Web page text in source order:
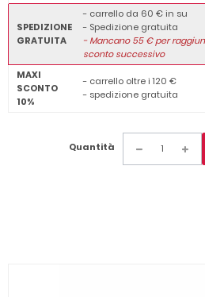
SPEDIZIONE
GRATUITA
- carrello da 60 € in su
- Spedizione gratuita
-Mancano55€ per
sconto successivo
MAXI
SCONTO
10%
- carrello oltre i 120 €
- spedizione gratuita
Quantità